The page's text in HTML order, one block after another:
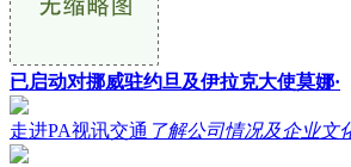
已启动对挪威驻约旦及伊拉克大使莫娜·
走进PA视讯交通 了解公司情况及企业文